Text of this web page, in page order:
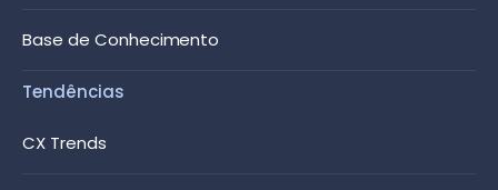
Base de Conhecimento
Tendências
CX Trends